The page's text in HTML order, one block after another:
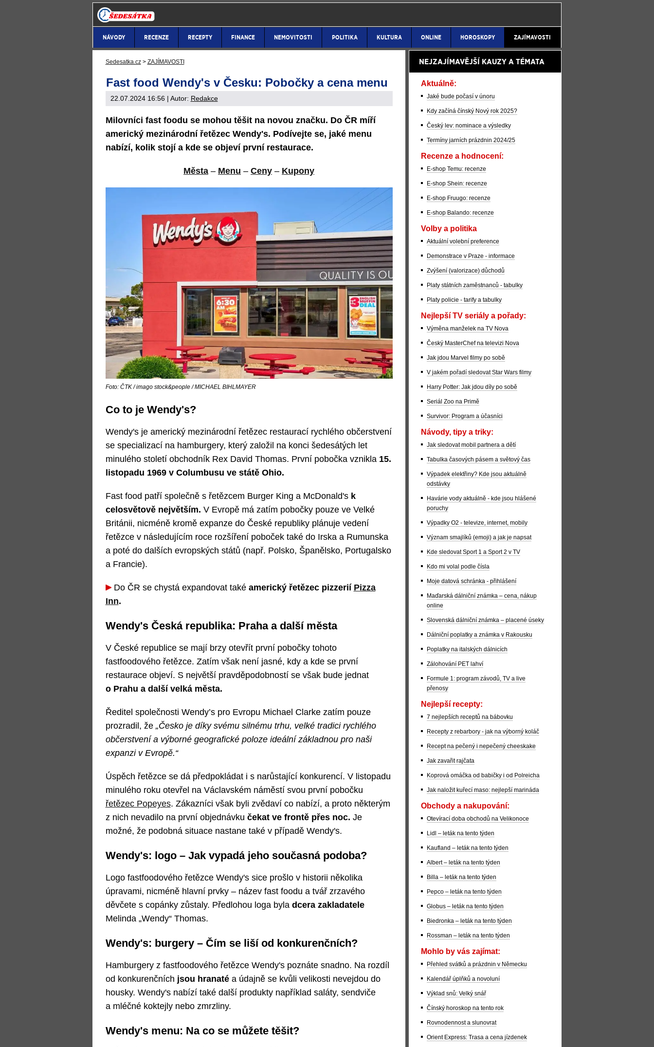
NÁVODY RECENZE RECEPTY FINANCE NEMOVITOSTI POLITIKA KULTURA ONLINE HOROSKOPY ZAJÍMAVOSTI
Sedesatka.cz > ZAJÍMAVOSTI
Fast food Wendy's v Česku: Pobočky a cena menu
22.07.2024 16:56| Autor: Redakce
Milovníci fast foodu se mohou těšit na novou značku. Do ČR míří
americký mezinárodní řetězec Wendy's. Podívejte se, jaké menu
nabízí, kolik stojí a kde se objeví první restaurace.
Města – Menu – Ceny – Kupony
Foto: ČTK / imago stock&people / MICHAEL BIHLMAYER
Co to je Wendy's?
Wendy's je americký mezinárodní řetězec restaurací rychlého občerstvení
se specializací na hamburgery, který založil na konci šedesátých let
minulého století obchodník Rex David Thomas. První pobočka vznikla 15.
listopadu 1969 v Columbusu ve státě Ohio.
Fast food patří společně s řetězcem Burger King a McDonald's k
celosvětově největším. V Evropě má zatím pobočky pouze ve Velké
Británii, nicméně kromě expanze do České republiky plánuje vedení
řetězce v následujícím roce rozšíření poboček také do Irska a Rumunska
a poté do dalších evropských států (např. Polsko, Španělsko, Portugalsko
a Francie).
Do ČR se chystá expandovat takéamerický řetězec pizzerií Pizza
Inn.
Wendy's Česká republika: Praha a další města
V České republice se mají brzy otevřít první pobočky tohoto
fastfoodového řetězce. Zatím však není jasné, kdy a kde se první
restaurace objeví. S největší pravděpodobností se však bude jednat
o Prahu a další velká města.
Ředitel společnosti Wendy’s pro Evropu Michael Clarke zatím pouze
prozradil, že„Česko je díky svému silnému trhu, velké tradici rychlého
občerstvení a výborné geografické poloze ideální základnou pro naši
expanzi v Evropě.“
Úspěch řetězce se dá předpokládat i s narůstající konkurencí. V listopadu
minulého roku otevřel na Václavském náměstí svou první pobočku
řetězec Popeyes. Zákazníci však byli zvědaví co nabízí, a proto některým
z nich nevadilo na první objednávku čekat ve frontě přes noc. Je
možné, že podobná situace nastane také v případě Wendy's.
Wendy's: logo – Jak vypadá jeho současná podoba?
Logo fastfoodového řetězce Wendy's sice prošlo v historii několika
úpravami, nicméně hlavní prvky – název fast foodu a tvář zrzavého
děvčete s copánky zůstaly. Předlohou loga byla dcera zakladatele
Melinda „Wendy“ Thomas.
Wendy's: burgery – Čím se liší od konkurenčních?
Hamburgery z fastfoodového řetězce Wendy's poznáte snadno. Na rozdíl
od konkurenčních jsou hranatéa údajně se kvůli velikosti nevejdou do
housky. Wendy's nabízí také další produkty například saláty, sendviče
a mléčné koktejly nebo zmrzliny.
Wendy's menu: Na co se můžete těšit?
NEJZAJÍMAVĚJŠÍ KAUZY A TÉMATA
Aktuálně:
Jaké bude počasí v únoru
Kdy začíná čínský Nový rok 2025?
Český lev: nominace a výsledky
Termíny jarních prázdnin 2024/25
Recenze a hodnocení:
E-shop Temu: recenze
E-shop Shein: recenze
E-shop Fruugo: recenze
E-shop Balando: recenze
Volby a politika
Aktuální volební preference
Demonstrace v Praze - informace
Zvýšení (valorizace) důchodů
Platy státních zaměstnanců - tabulky
Platy policie - tarify a tabulky
Nejlepší TV seriály a pořady:
Výměna manželek na TV Nova
Český MasterChef na televizi Nova
Jak jdou Marvel filmy po sobě
V jakém pořadí sledovat Star Wars filmy
Harry Potter: Jak jdou díly po sobě
Seriál Zoo na Primě
Survivor: Program a účasníci
Návody, tipy a triky:
Jak sledovat mobil partnera a dětí
Tabulka časových pásem a světový čas
Výpadek elektřiny? Kde jsou aktuálně
odstávky
Havárie vody aktuálně - kde jsou hlášené
poruchy
Výpadky O2 - televize, internet, mobily
Význam smajlíků (emoji) a jak je napsat
Kde sledovat Sport 1 a Sport 2 v TV
Kdo mi volal podle čísla
Moje datová schránka - přihlášení
Maďarská dálniční známka – cena, nákup
online
Slovenská dálniční známka – placené úseky
Dálniční poplatky a známka v Rakousku
Poplatky na italských dálnicích
Zálohování PET lahví
Formule 1: program závodů, TV a live
přenosy
Nejlepší recepty:
7 nejlepších receptů na bábovku
Recepty z rebarbory - jak na výborný koláč
Recept na pečený i nepečený cheeskake
Jak zavařit rajčata
Koprová omáčka od babičky i od Polreicha
Jak naložit kuřecí maso: nejlepší marináda
Obchody a nakupování:
Otevírací doba obchodů na Velikonoce
Lidl – leták na tento týden
Kaufland – leták na tento týden
Albert – leták na tento týden
Billa – leták na tento týden
Pepco – leták na tento týden
Globus – leták na tento týden
Biedronka – leták na tento týden
Rossman – leták na tento týden
Mohlo by vás zajímat:
Přehled svátků a prázdnin v Německu
Kalendář úplňků a novoluní
Výklad snů: Velký snář
Čínský horoskop na tento rok
Rovnodennost a slunovrat
Orient Express: Trasa a cena jízdenek